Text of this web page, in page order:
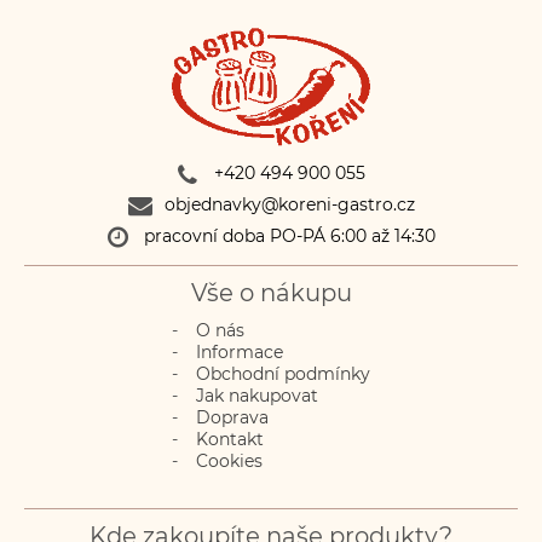
+420 494 900 055
objednavky@koreni-gastro.cz
pracovní doba PO-PÁ 6:00 až 14:30
Vše o nákupu
O nás
Informace
Obchodní podmínky
Jak nakupovat
Doprava
Kontakt
Cookies
Kde zakoupíte naše produkty?